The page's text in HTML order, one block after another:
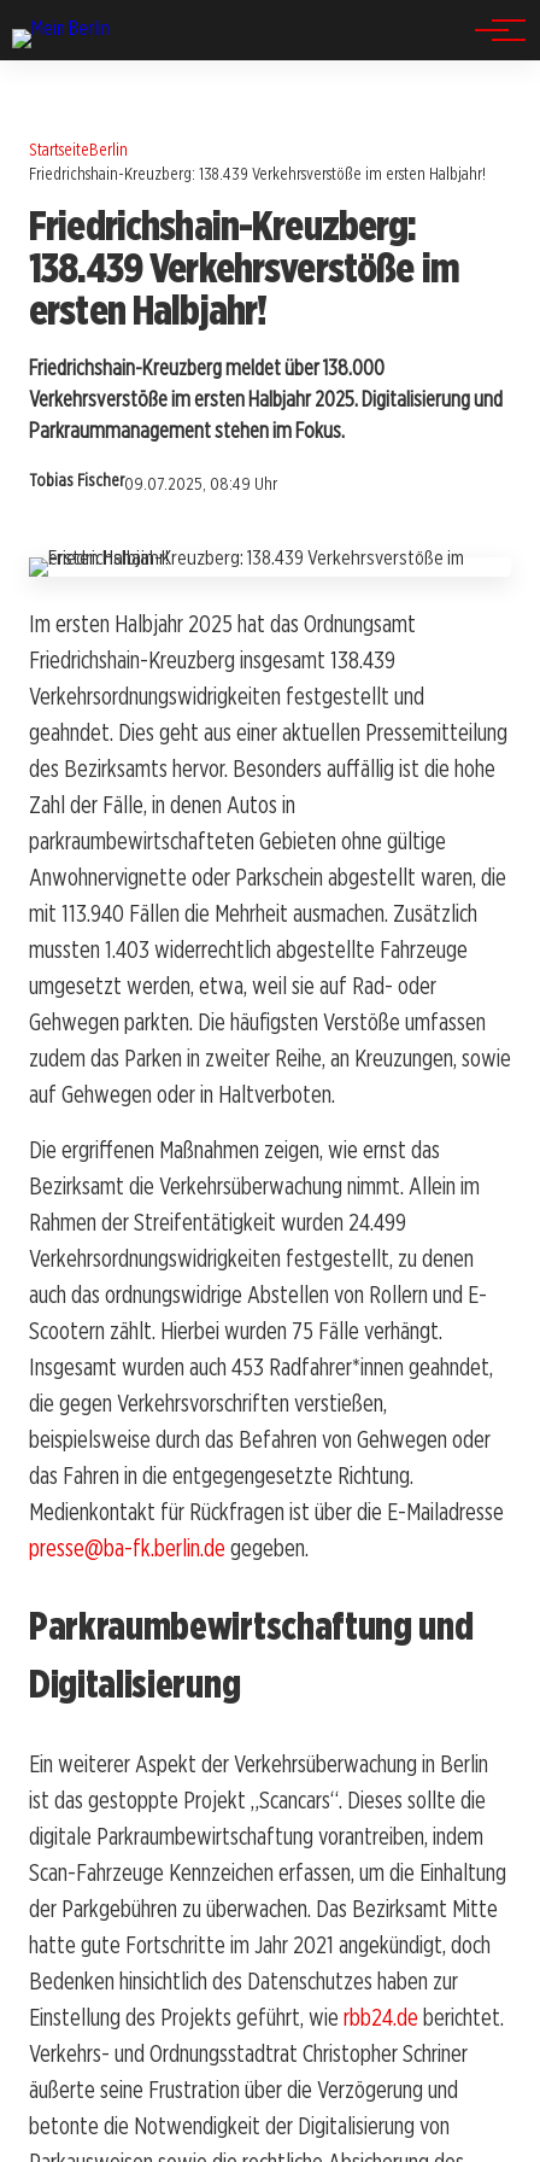
StartseiteBerlin
Friedrichshain-Kreuzberg: 138.439 Verkehrsverstöße im ersten Halbjahr!
Friedrichshain-Kreuzberg:
138.439 Verkehrsverstöße im
ersten Halbjahr!
Friedrichshain-Kreuzberg meldet über 138.000
Verkehrsverstöße im ersten Halbjahr 2025. Digitalisierung und
Parkraummanagement stehen im Fokus.
Tobias Fischer09.07.2025, 08:49 Uhr
Im ersten Halbjahr 2025 hat das Ordnungsamt
Friedrichshain-Kreuzberg insgesamt 138.439
Verkehrsordnungswidrigkeiten festgestellt und
geahndet. Dies geht aus einer aktuellen Pressemitteilung
des Bezirksamts hervor. Besonders auffällig ist die hohe
Zahl der Fälle, in denen Autos in
parkraumbewirtschafteten Gebieten ohne gültige
Anwohnervignette oder Parkschein abgestellt waren, die
mit 113.940 Fällen die Mehrheit ausmachen. Zusätzlich
mussten 1.403 widerrechtlich abgestellte Fahrzeuge
umgesetzt werden, etwa, weil sie auf Rad- oder
Gehwegen parkten. Die häufigsten Verstöße umfassen
zudem das Parken in zweiter Reihe, an Kreuzungen, sowie
auf Gehwegen oder in Haltverboten.
Die ergriffenen Maßnahmen zeigen, wie ernst das
Bezirksamt die Verkehrsüberwachung nimmt. Allein im
Rahmen der Streifentätigkeit wurden 24.499
Verkehrsordnungswidrigkeiten festgestellt, zu denen
auch das ordnungswidrige Abstellen von Rollern und E-
Scootern zählt. Hierbei wurden 75 Fälle verhängt.
Insgesamt wurden auch 453 Radfahrer*innen geahndet,
die gegen Verkehrsvorschriften verstießen,
beispielsweise durch das Befahren von Gehwegen oder
das Fahren in die entgegengesetzte Richtung.
Medienkontakt für Rückfragen ist über die E-Mailadresse
presse@ba-fk.berlin.de gegeben.
Parkraumbewirtschaftung und
Digitalisierung
Ein weiterer Aspekt der Verkehrsüberwachung in Berlin
ist das gestoppte Projekt „Scancars“. Dieses sollte die
digitale Parkraumbewirtschaftung vorantreiben, indem
Scan-Fahrzeuge Kennzeichen erfassen, um die Einhaltung
der Parkgebühren zu überwachen. Das Bezirksamt Mitte
hatte gute Fortschritte im Jahr 2021 angekündigt, doch
Bedenken hinsichtlich des Datenschutzes haben zur
Einstellung des Projekts geführt, wie rbb24.de berichtet.
Verkehrs- und Ordnungsstadtrat Christopher Schriner
äußerte seine Frustration über die Verzögerung und
betonte die Notwendigkeit der Digitalisierung von